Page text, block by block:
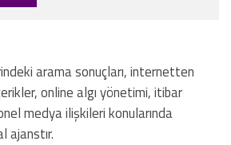
arama sonuçları, internetten
online algı yönetimi, itibar
medya ilişkileri konularında
ajanstır.